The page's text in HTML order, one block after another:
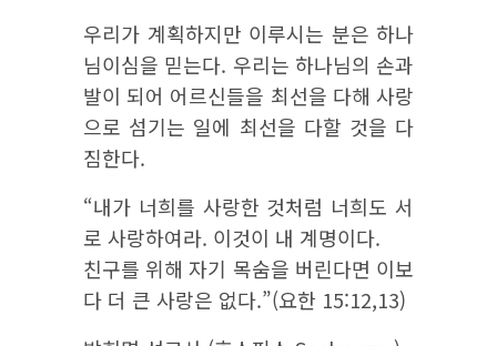
우리가 계획하지만 이루시는 분은 하나
님이심을 믿는다. 우리는 하나님의 손과
발이 되어 어르신들을 최선을 다해 사랑
으로 섬기는 일에 최선을 다할 것을 다
짐한다.
“내가 너희를 사랑한 것처럼 너희도 서
로 사랑하여라. 이것이 내 계명이다.
친구를 위해 자기 목숨을 버린다면 이보
다 더 큰 사랑은 없다.”(요한 15:12,13)